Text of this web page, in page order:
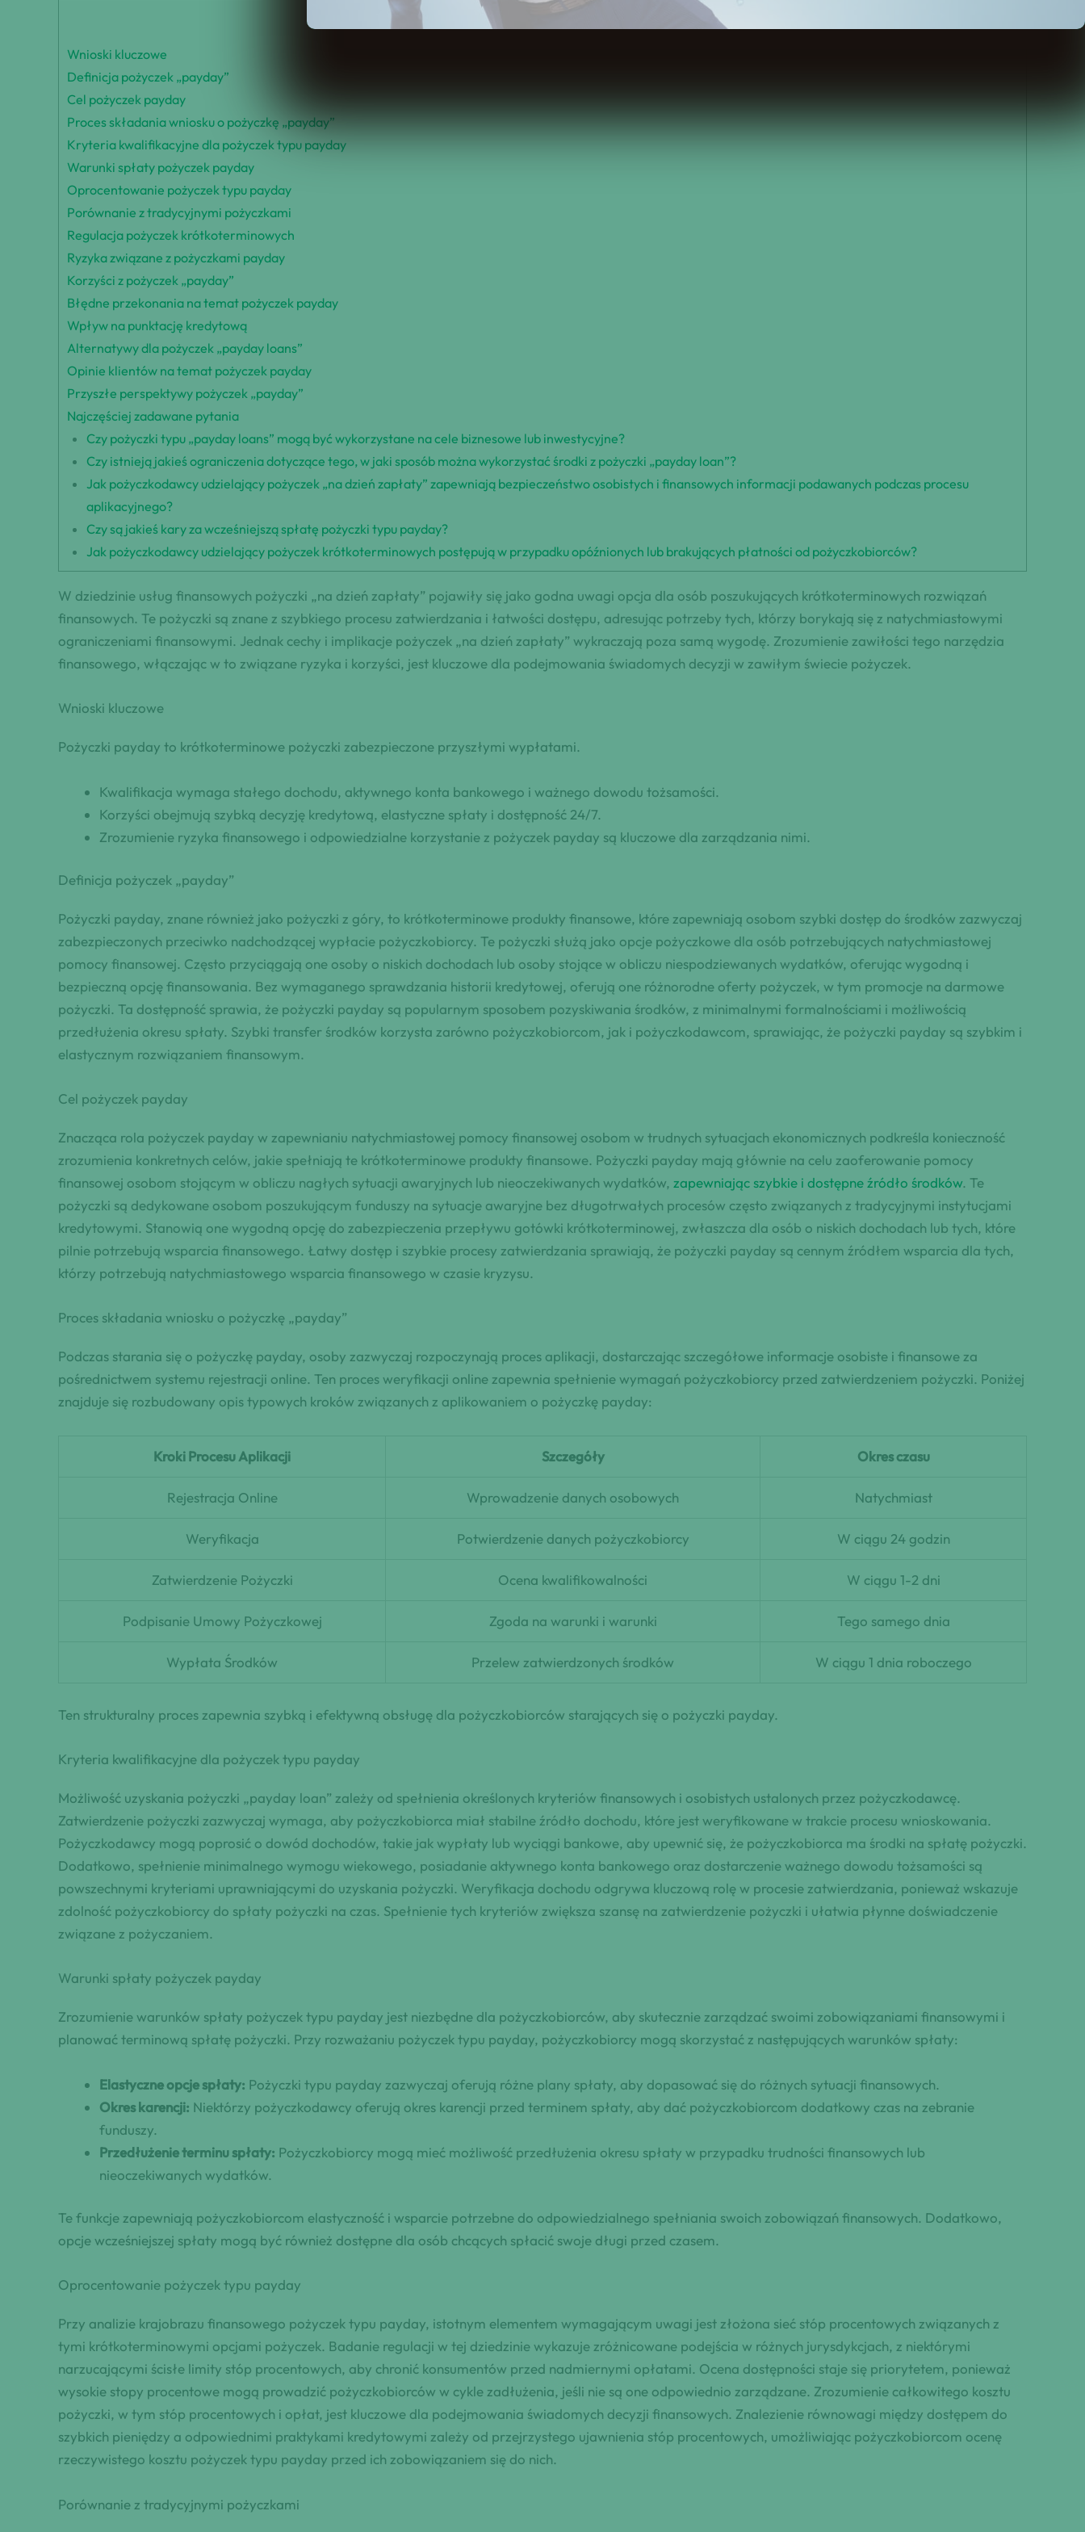
Wnioski kluczowe
Definicja pożyczek „payday”
Cel pożyczek payday
Proces składania wniosku o pożyczkę „payday”
Kryteria kwalifikacyjne dla pożyczek typu payday
Warunki spłaty pożyczek payday
Oprocentowanie pożyczek typu payday
Porównanie z tradycyjnymi pożyczkami
Regulacja pożyczek krótkoterminowych
Ryzyka związane z pożyczkami payday
Korzyści z pożyczek „payday”
Błędne przekonania na temat pożyczek payday
Wpływ na punktację kredytową
Alternatywy dla pożyczek „payday loans”
Opinie klientów na temat pożyczek payday
Przyszłe perspektywy pożyczek „payday”
Najczęściej zadawane pytania
Czy pożyczki typu „payday loans” mogą być wykorzystane na cele biznesowe lub inwestycyjne?
Czy istnieją jakieś ograniczenia dotyczące tego, w jaki sposób można wykorzystać środki z pożyczki „payday loan”?
Jak pożyczkodawcy udzielający pożyczek „na dzień zapłaty” zapewniają bezpieczeństwo osobistych i finansowych informacji podawanych podczas procesu
aplikacyjnego?
Czy są jakieś kary za wcześniejszą spłatę pożyczki typu payday?
Jak pożyczkodawcy udzielający pożyczek krótkoterminowych postępują w przypadku opóźnionych lub brakujących płatności od pożyczkobiorców?
W dziedzinie usług finansowych pożyczki „na dzień zapłaty” pojawiły się jako godna uwagi opcja dla osób poszukujących krótkoterminowych rozwiązań
finansowych. Te pożyczki są znane z szybkiego procesu zatwierdzania i łatwości dostępu, adresując potrzeby tych, którzy borykają się z natychmiastowymi
ograniczeniami finansowymi. Jednak cechy i implikacje pożyczek „na dzień zapłaty” wykraczają poza samą wygodę. Zrozumienie zawiłości tego narzędzia
finansowego, włączając w to związane ryzyka i korzyści, jest kluczowe dla podejmowania świadomych decyzji w zawiłym świecie pożyczek.
Wnioski kluczowe
Pożyczki payday to krótkoterminowe pożyczki zabezpieczone przyszłymi wypłatami.
Kwalifikacja wymaga stałego dochodu, aktywnego konta bankowego i ważnego dowodu tożsamości.
Korzyści obejmują szybką decyzję kredytową, elastyczne spłaty i dostępność 24/7.
Zrozumienie ryzyka finansowego i odpowiedzialne korzystanie z pożyczek payday są kluczowe dla zarządzania nimi.
Definicja pożyczek „payday”
Pożyczki payday, znane również jako pożyczki z góry, to krótkoterminowe produkty finansowe, które zapewniają osobom szybki dostęp do środków zazwyczaj
zabezpieczonych przeciwko nadchodzącej wypłacie pożyczkobiorcy. Te pożyczki służą jako opcje pożyczkowe dla osób potrzebujących natychmiastowej
pomocy finansowej. Często przyciągają one osoby o niskich dochodach lub osoby stojące w obliczu niespodziewanych wydatków, oferując wygodną i
bezpieczną opcję finansowania. Bez wymaganego sprawdzania historii kredytowej, oferują one różnorodne oferty pożyczek, w tym promocje na darmowe
pożyczki. Ta dostępność sprawia, że pożyczki payday są popularnym sposobem pozyskiwania środków, z minimalnymi formalnościami i możliwością
przedłużenia okresu spłaty. Szybki transfer środków korzysta zarówno pożyczkobiorcom, jak i pożyczkodawcom, sprawiając, że pożyczki payday są szybkim i
elastycznym rozwiązaniem finansowym.
Cel pożyczek payday
Znacząca rola pożyczek payday w zapewnianiu natychmiastowej pomocy finansowej osobom w trudnych sytuacjach ekonomicznych podkreśla konieczność
zrozumienia konkretnych celów, jakie spełniają te krótkoterminowe produkty finansowe. Pożyczki payday mają głównie na celu zaoferowanie pomocy
finansowej osobom stojącym w obliczu nagłych sytuacji awaryjnych lub nieoczekiwanych wydatków, zapewniając szybkie i dostępne źródło środków. Te
pożyczki są dedykowane osobom poszukującym funduszy na sytuacje awaryjne bez długotrwałych procesów często związanych z tradycyjnymi instytucjami
kredytowymi. Stanowią one wygodną opcję do zabezpieczenia przepływu gotówki krótkoterminowej, zwłaszcza dla osób o niskich dochodach lub tych, które
pilnie potrzebują wsparcia finansowego. Łatwy dostęp i szybkie procesy zatwierdzania sprawiają, że pożyczki payday są cennym źródłem wsparcia dla tych,
którzy potrzebują natychmiastowego wsparcia finansowego w czasie kryzysu.
Proces składania wniosku o pożyczkę „payday”
Podczas starania się o pożyczkę payday, osoby zazwyczaj rozpoczynają proces aplikacji, dostarczając szczegółowe informacje osobiste i finansowe za
pośrednictwem systemu rejestracji online. Ten proces weryfikacji online zapewnia spełnienie wymagań pożyczkobiorcy przed zatwierdzeniem pożyczki. Poniżej
znajduje się rozbudowany opis typowych kroków związanych z aplikowaniem o pożyczkę payday:
Kroki Procesu Aplikacji Szczegóły Okres czasu
Rejestracja Online Wprowadzenie danych osobowych Natychmiast
Weryfikacja Potwierdzenie danych pożyczkobiorcy W ciągu 24 godzin
Zatwierdzenie Pożyczki Ocena kwalifikowalności W ciągu 1-2 dni
Podpisanie Umowy Pożyczkowej Zgoda na warunki i warunki Tego samego dnia
Wypłata Środków Przelew zatwierdzonych środków W ciągu 1 dnia roboczego
Ten strukturalny proces zapewnia szybką i efektywną obsługę dla pożyczkobiorców starających się o pożyczki payday.
Kryteria kwalifikacyjne dla pożyczek typu payday
Możliwość uzyskania pożyczki „payday loan” zależy od spełnienia określonych kryteriów finansowych i osobistych ustalonych przez pożyczkodawcę.
Zatwierdzenie pożyczki zazwyczaj wymaga, aby pożyczkobiorca miał stabilne źródło dochodu, które jest weryfikowane w trakcie procesu wnioskowania.
Pożyczkodawcy mogą poprosić o dowód dochodów, takie jak wypłaty lub wyciągi bankowe, aby upewnić się, że pożyczkobiorca ma środki na spłatę pożyczki.
Dodatkowo, spełnienie minimalnego wymogu wiekowego, posiadanie aktywnego konta bankowego oraz dostarczenie ważnego dowodu tożsamości są
powszechnymi kryteriami uprawniającymi do uzyskania pożyczki. Weryfikacja dochodu odgrywa kluczową rolę w procesie zatwierdzania, ponieważ wskazuje
zdolność pożyczkobiorcy do spłaty pożyczki na czas. Spełnienie tych kryteriów zwiększa szansę na zatwierdzenie pożyczki i ułatwia płynne doświadczenie
związane z pożyczaniem.
Warunki spłaty pożyczek payday
Zrozumienie warunków spłaty pożyczek typu payday jest niezbędne dla pożyczkobiorców, aby skutecznie zarządzać swoimi zobowiązaniami finansowymi i
planować terminową spłatę pożyczki. Przy rozważaniu pożyczek typu payday, pożyczkobiorcy mogą skorzystać z następujących warunków spłaty:
Elastyczne opcje spłaty: Pożyczki typu payday zazwyczaj oferują różne plany spłaty, aby dopasować się do różnych sytuacji finansowych.
Okres karencji: Niektórzy pożyczkodawcy oferują okres karencji przed terminem spłaty, aby dać pożyczkobiorcom dodatkowy czas na zebranie
funduszy.
Przedłużenie terminu spłaty: Pożyczkobiorcy mogą mieć możliwość przedłużenia okresu spłaty w przypadku trudności finansowych lub
nieoczekiwanych wydatków.
Te funkcje zapewniają pożyczkobiorcom elastyczność i wsparcie potrzebne do odpowiedzialnego spełniania swoich zobowiązań finansowych. Dodatkowo,
opcje wcześniejszej spłaty mogą być również dostępne dla osób chcących spłacić swoje długi przed czasem.
Oprocentowanie pożyczek typu payday
Przy analizie krajobrazu finansowego pożyczek typu payday, istotnym elementem wymagającym uwagi jest złożona sieć stóp procentowych związanych z
tymi krótkoterminowymi opcjami pożyczek. Badanie regulacji w tej dziedzinie wykazuje zróżnicowane podejścia w różnych jurysdykcjach, z niektórymi
narzucającymi ścisłe limity stóp procentowych, aby chronić konsumentów przed nadmiernymi opłatami. Ocena dostępności staje się priorytetem, ponieważ
wysokie stopy procentowe mogą prowadzić pożyczkobiorców w cykle zadłużenia, jeśli nie są one odpowiednio zarządzane. Zrozumienie całkowitego kosztu
pożyczki, w tym stóp procentowych i opłat, jest kluczowe dla podejmowania świadomych decyzji finansowych. Znalezienie równowagi między dostępem do
szybkich pieniędzy a odpowiednimi praktykami kredytowymi zależy od przejrzystego ujawnienia stóp procentowych, umożliwiając pożyczkobiorcom ocenę
rzeczywistego kosztu pożyczek typu payday przed ich zobowiązaniem się do nich.
Porównanie z tradycyjnymi pożyczkami